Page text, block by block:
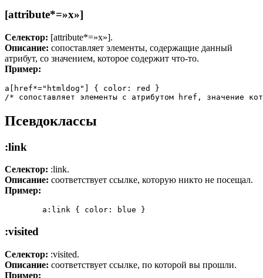
[attribute*=»x»]
Селектор: [attribute*=»x»].
Описание: сопоставляет элементы, содержащие данный
атрибут, со значением, которое содержит что-то.
Пример:
a[href*="htmldog"] { color: red }
/* сопоставляет элементы с атрибутом href, значение
Псевдоклассы
:link
Селектор: :link.
Описание: соответствует ссылке, которую никто не посещал.
Пример:
	a:link { color: blue }
:visited
Селектор: :visited.
Описание: соответствует ссылке, по которой вы прошли.
Пример: